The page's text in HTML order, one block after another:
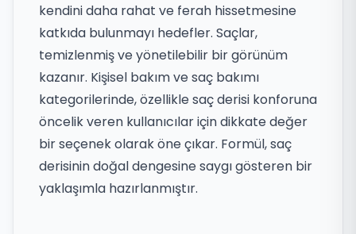
kendini daha rahat ve ferah hissetmesine
katkıda bulunmayı hedefler. Saçlar,
temizlenmiş ve yönetilebilir bir görünüm
kazanır. Kişisel bakım ve saç bakımı
kategorilerinde, özellikle saç derisi konforuna
öncelik veren kullanıcılar için dikkate değer
bir seçenek olarak öne çıkar. Formül, saç
derisinin doğal dengesine saygı gösteren bir
yaklaşımla hazırlanmıştır.